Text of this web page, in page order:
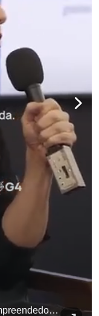
"O Brasil Já Teve Um Presidente Empreendedor?"